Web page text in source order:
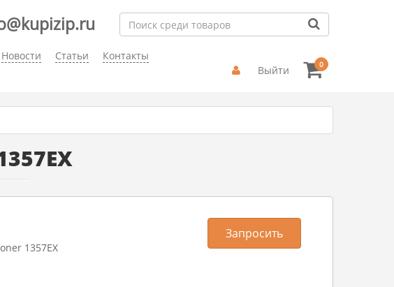
Новости Статьи Контакты
Выйти 0
1357EX
Запросить